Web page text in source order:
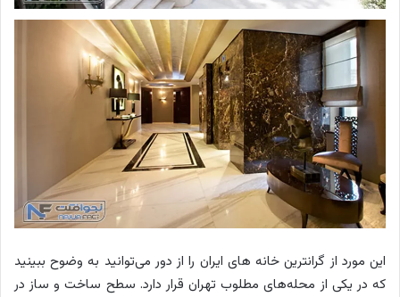
این مورد از گرانترین خانه های ایران را از دور می‌توانید به وضوح ببینید
که در یکی از محله‌های مطلوب تهران قرار دارد. سطح ساخت و ساز در